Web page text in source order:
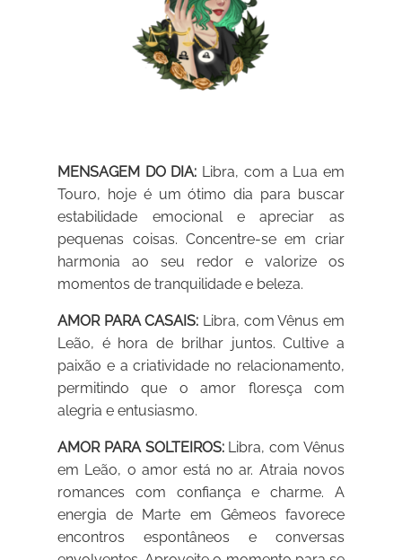
MENSAGEM DO DIA: Libra, com a Lua em
Touro, hoje é um ótimo dia para buscar
estabilidade emocional e apreciar as
pequenas coisas. Concentre-se em criar
harmonia ao seu redor e valorize os
momentos de tranquilidade e beleza.
AMOR PARA CASAIS: Libra, com Vênus em
Leão, é hora de brilhar juntos. Cultive a
paixão e a criatividade no relacionamento,
permitindo que o amor floresça com
alegria e entusiasmo.
AMOR PARA SOLTEIROS:Libra, com Vênus
em Leão, o amor está no ar. Atraia novos
romances com confiança e charme. A
energia de Marte em Gêmeos favorece
encontros espontâneos e conversas